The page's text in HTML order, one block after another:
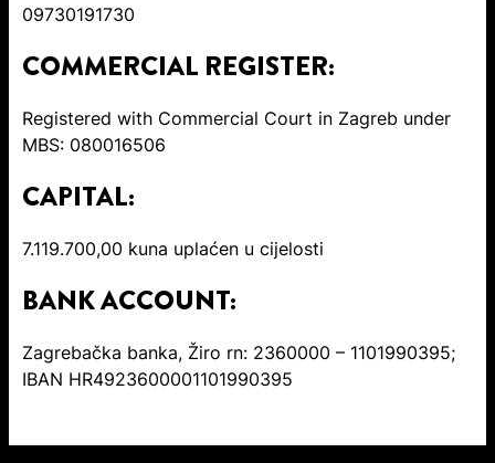
09730191730
COMMERCIAL REGISTER:
Registered with Commercial Court in Zagreb under
MBS: 080016506
CAPITAL:
7.119.700,00 kuna uplaćen u cijelosti
BANK ACCOUNT:
Zagrebačka banka, Žiro rn: 2360000 – 1101990395;
IBAN HR4923600001101990395